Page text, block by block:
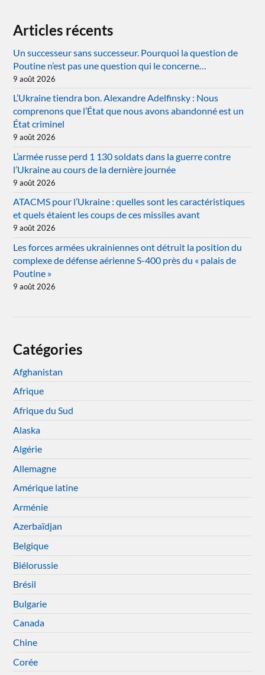
Articles récents
Un successeur sans successeur. Pourquoi la question de
Poutine n’est pas une question qui le concerne…
9 août 2026
L’Ukraine tiendra bon. Alexandre Adelfinsky : Nous
comprenons que l’État que nous avons abandonné est un
État criminel
9 août 2026
L’armée russe perd 1 130 soldats dans la guerre contre
l’Ukraine au cours de la dernière journée
9 août 2026
ATACMS pour l’Ukraine : quelles sont les caractéristiques
et quels étaient les coups de ces missiles avant
9 août 2026
Les forces armées ukrainiennes ont détruit la position du
complexe de défense aérienne S-400 près du « palais de
Poutine »
9 août 2026
Catégories
Afghanistan
Afrique
Afrique du Sud
Alaska
Algérie
Allemagne
Amérique latine
Arménie
Azerbaïdjan
Belgique
Biélorussie
Brésil
Bulgarie
Canada
Chine
Corée